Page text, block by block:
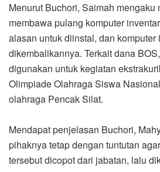
Menurut Buchori, Saimah mengaku
membawa pulang komputer
alasan untuk diinstal, dan komputer
dikembalikannya. Terkait dana
digunakan untuk kegiatan
Olimpiade Olahraga Siswa
olahraga Pencak Silat.
Mendapat penjelasan Buchori,
pihaknya tetap dengan tuntutan
tersebut dicopot dari jabatan, lalu